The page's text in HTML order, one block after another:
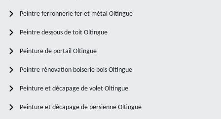
Peintre ferronnerie fer et métal Oltingue
Peintre dessous de toit Oltingue
Peinture de portail Oltingue
Peintre rénovation boiserie bois Oltingue
Peinture et décapage de volet Oltingue
Peinture et décapage de persienne Oltingue